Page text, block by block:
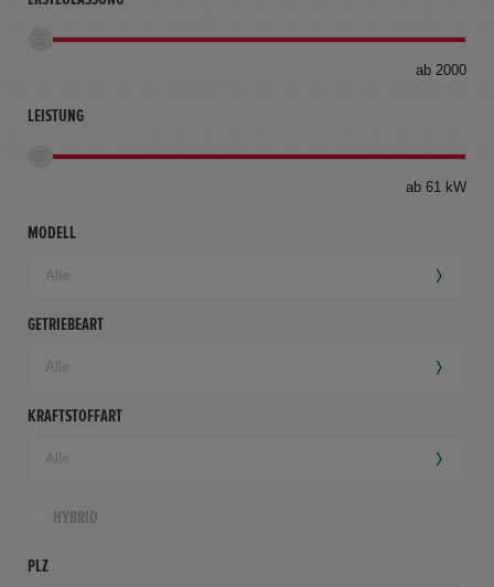
ab 2000
LEISTUNG
ab 61 kW
MODELL
GETRIEBEART
KRAFTSTOFFART
HYBRID
PLZ